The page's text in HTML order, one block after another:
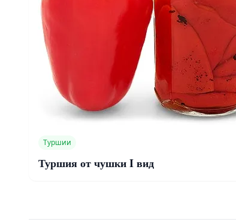
Туршии
Туршия от чушки I вид